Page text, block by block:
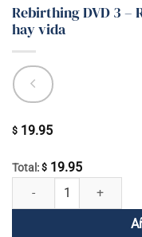
Rebirthing DVD 3 –
hay vida
$ 19.95
Total: $ 19.95
Rebirthing DVD 3 -